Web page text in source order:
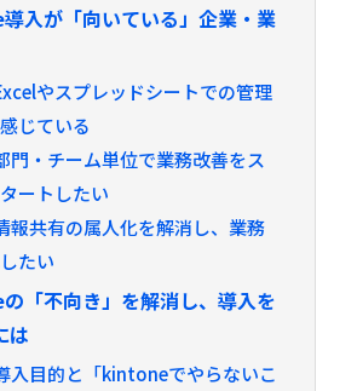
入が「向いている」企業・業
やスプレッドシートでの管理
じている
門・チーム単位で業務改善をス
ートしたい
報共有の属人化を解消し、業務
たい
「不向き」を解消し、導入を
は
入目的と「kintoneでやらないこ